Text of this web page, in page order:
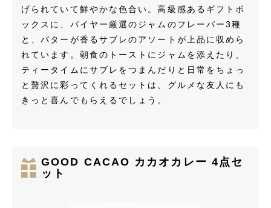
げられていて鮮やかな色合い。高級感あるギフトボ
ックスに、バイヤー厳選のジャムのフレーバー3種
と、バターが香るサブレのアソートが上品に収めら
れています。朝食のトーストにジャムを添えたり、
ティータイムにサブレをつまんだりと日常をちょっ
と贅沢に彩ってくれるセットは、グルメな友人にも
きっと喜んでもらえるでしょう。
GOOD CACAO カカオカレー 4点セ
ット